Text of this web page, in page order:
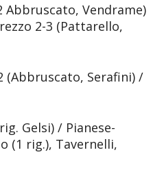
Abbruscato, Vendrame)
2-3 (Pattarello,
(Abbruscato, Serafini) /
Gelsi) / Pianese-
(1 rig.), Tavernelli,